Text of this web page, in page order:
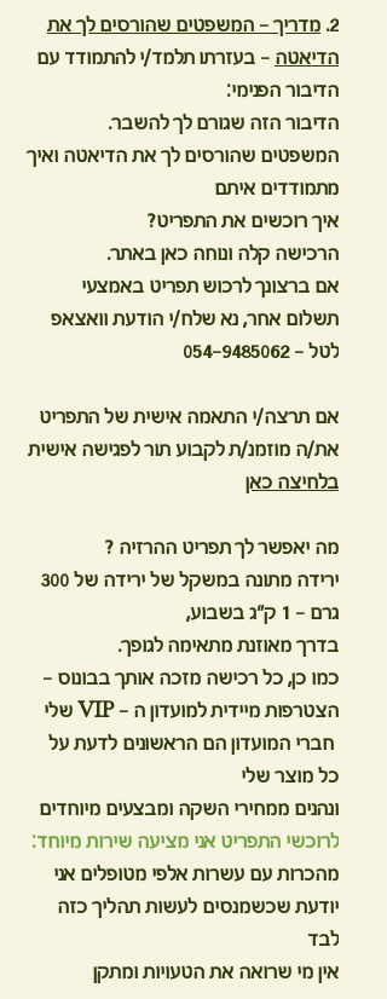
2. מדריך - המשפטים שהורסים לך את
הדיאטה - בעזרתו תלמד/י להתמודד עם
הדיבור הפנימי:
הדיבור הזה שגורם לך להשבר.
המשפטים שהורסים לך את הדיאטה ואיך
מתמודדים איתם
איך רוכשים את התפריט?
הרכישה קלה ונוחה כאן באתר.
אם ברצונך לרכוש תפריט באמצעי
תשלום אחר, נא שלח/י הודעת וואצאפ
לטל - 054-9485062
אם תרצה/י התאמה אישית של התפריט
את/ה מוזמנ/ת לקבוע תור לפגישה אישית
בלחיצה כאן
מה יאפשר לך תפריט ההרזיה ?
ירידה מתונה במשקל של ירידה של 300
גרם – 1 ק"ג בשבוע,
בדרך מאוזנת מתאימה לגופך.
כמו כן, כל רכישה מזכה אותך בבונוס -
הצטרפות מיידית למועדון ה - VIP שלי
חברי המועדון הם הראשונים לדעת על
כל מוצר שלי
ונהנים ממחירי השקה ומבצעים מיוחדים
לרוכשי התפריט אני מציעה שירות מיוחד:
מהכרות עם עשרות אלפי מטופלים אני
יודעת שכשמנסים לעשות תהליך כזה
לבד
אין מי שרואה את הטעויות ומתקן